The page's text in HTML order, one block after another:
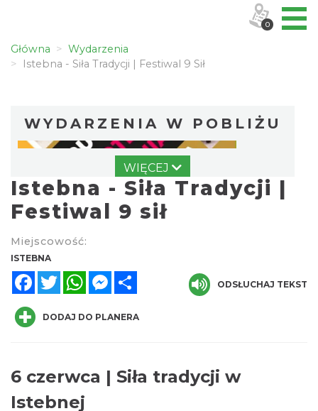
Główna
Wydarzenia
Istebna - Siła Tradycji | Festiwal 9 Sił
WYDARZENIA W POBLIŻU
Puchar Złotego Gronia
Istebna
2026-08-23
0.68 km
WIĘCEJ
Istebna - Siła Tradycji |
Festiwal 9 sił
Miejscowość:
ISTEBNA
FacebookTwitterWhatsAppMessenger
ODSŁUCHAJ TEKST
DODAJ DO PLANERA
6 czerwca | Siła tradycji w
Istebnej
0